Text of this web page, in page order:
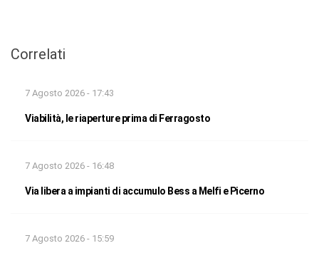
Correlati
7 Agosto 2026 - 17:43
Viabilità, le riaperture prima di Ferragosto
7 Agosto 2026 - 16:48
Via libera a impianti di accumulo Bess a Melfi e Picerno
7 Agosto 2026 - 15:59